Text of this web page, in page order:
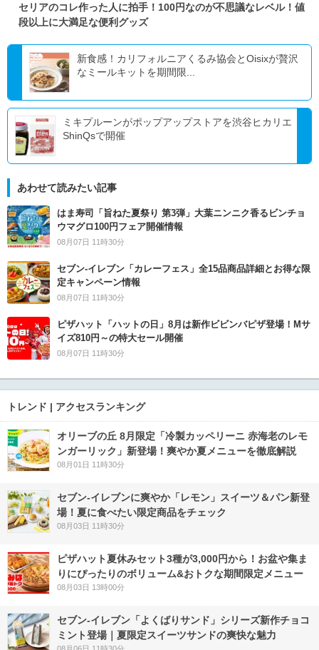
セリアのコレ作った人に拍手！100円なのが不思議なレベル！値
段以上に大満足な便利グッズ
新食感！カリフォルニアくるみ協会とOisixが贅沢
なミールキットを期間限...
ミキプルーンがポップアップストアを渋谷ヒカリエ
ShinQsで開催
あわせて読みたい記事
はま寿司「旨ねた夏祭り 第3弾」大葉ニンニク香るビンチョ
ウマグロ100円フェア開催情報
08月07日 11時30分
セブン‐イレブン「カレーフェス」全15品商品詳細とお得な限
定キャンペーン情報
08月07日 11時30分
ピザハット「ハットの日」8月は新作ビビンバピザ登場！Mサ
イズ810円～の特大セール開催
08月07日 11時30分
トレンド | アクセスランキング
オリーブの丘 8月限定「冷製カッペリーニ 赤海老のレモ
ンガーリック」新登場！爽やか夏メニューを徹底解説
08月01日 11時30分
セブン‐イレブンに爽やか「レモン」スイーツ＆パン新登
場！夏に食べたい限定商品をチェック
08月03日 11時30分
ピザハット夏休みセット3種が3,000円から！お盆や集ま
りにぴったりのボリューム&おトクな期間限定メニュー
08月03日 13時00分
セブン‐イレブン「よくばりサンド」シリーズ新作チョコ
ミント登場｜夏限定スイーツサンドの爽快な魅力
08月06日 11時30分